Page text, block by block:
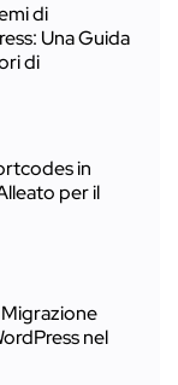
di
Una Guida
di
in
per il
nel